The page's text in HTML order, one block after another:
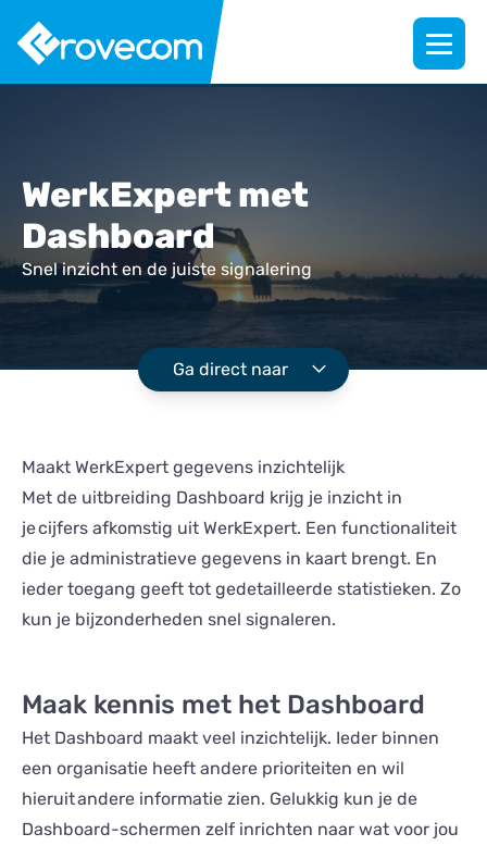
WerkExpert met
Dashboard
Snel inzicht en de juiste signalering
Ga direct naar
Maakt WerkExpert gegevens inzichtelijk
Met de uitbreiding Dashboard krijg je inzicht in
je cijfers afkomstig uit WerkExpert. Een functionaliteit
die je administratieve gegevens in kaart brengt. En
ieder toegang geeft tot gedetailleerde statistieken. Zo
kun je bijzonderheden snel signaleren.
Maak kennis met het Dashboard
Het Dashboard maakt veel inzichtelijk. Ieder binnen
een organisatie heeft andere prioriteiten en wil
hieruit andere informatie zien. Gelukkig kun je de
Dashboard-schermen zelf inrichten naar wat voor jou